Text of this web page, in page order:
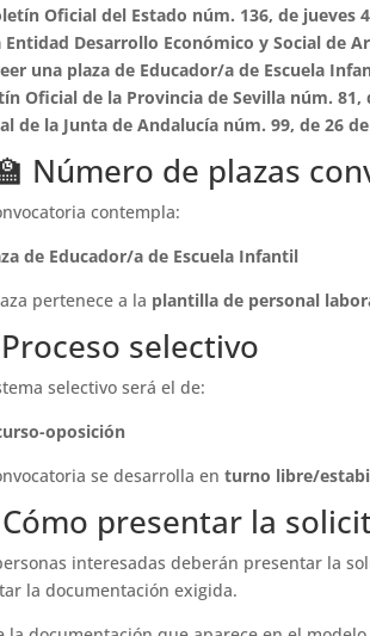
Oficial del Estado núm. 136, de jueves
Entidad Desarrollo Económico y Social de
una plaza de Educador/a de Escuela
Oficial de la Provincia de Sevilla núm. 81,
de la Junta de Andalucía núm. 99, de 26
Número de plazas
contempla:
de Educador/a de Escuela Infantil
pertenece a la plantilla de personal
selectivo
selectivo será el de:
oposición
se desarrolla en turno libre/
presentar la
interesadas deberán presentar la
la documentación exigida.